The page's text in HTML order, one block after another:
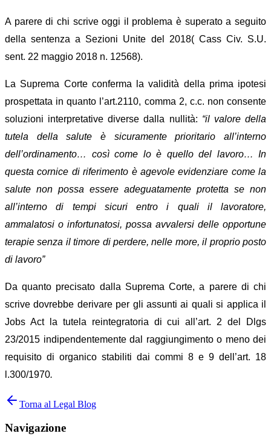
A parere di chi scrive oggi il problema è superato a seguito
della sentenza a Sezioni Unite del 2018( Cass Civ. S.U.
sent. 22 maggio 2018 n. 12568).
La Suprema Corte conferma la validità della prima ipotesi
prospettata in quanto l’art.2110, comma 2, c.c. non consente
soluzioni interpretative diverse dalla nullità: “il valore della
tutela della salute è sicuramente prioritario all’interno
dell’ordinamento… così come lo è quello del lavoro… In
questa cornice di riferimento è agevole evidenziare come la
salute non possa essere adeguatamente protetta se non
all’interno di tempi sicuri entro i quali il lavoratore,
ammalatosi o infortunatosi, possa avvalersi delle opportune
terapie senza il timore di perdere, nelle more, il proprio posto
di lavoro”
Da quanto precisato dalla Suprema Corte, a parere di chi
scrive dovrebbe derivare per gli assunti ai quali si applica il
Jobs Act la tutela reintegratoria di cui all’art. 2 del Dlgs
23/2015 indipendentemente dal raggiungimento o meno dei
requisito di organico stabiliti dai commi 8 e 9 dell’art. 18
l.300/1970.
Torna al Legal Blog
Navigazione